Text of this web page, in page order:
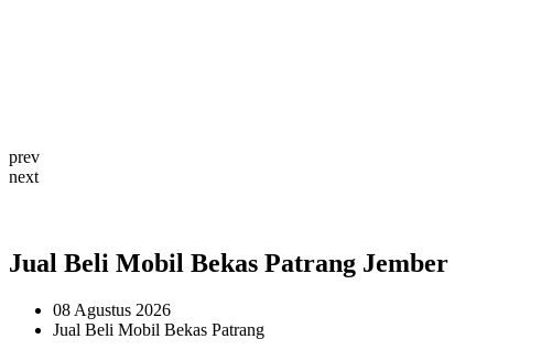
prev
next
Jual Beli Mobil Bekas Patrang Jember
08 Agustus 2026
Jual Beli Mobil Bekas Patrang